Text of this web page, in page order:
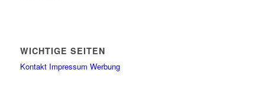
WICHTIGE SEITEN
Kontakt Impressum Werbung